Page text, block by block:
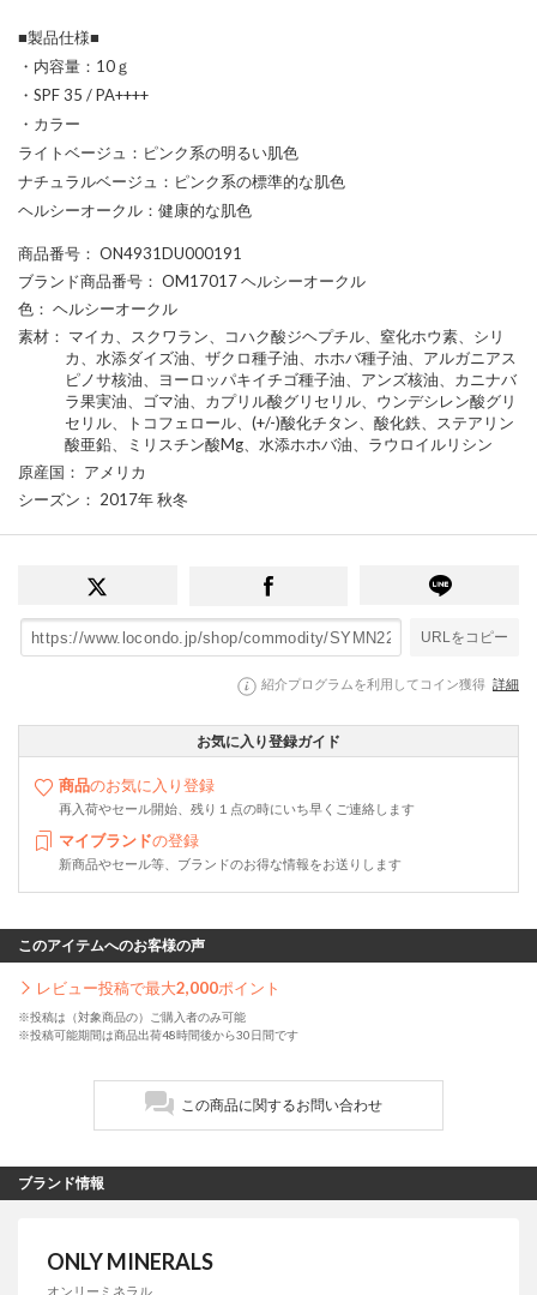
■製品仕様■
・内容量：10ｇ
・SPF 35 / PA++++
・カラー
ライトベージュ：ピンク系の明るい肌色
ナチュラルベージュ：ピンク系の標準的な肌色
ヘルシーオークル：健康的な肌色
商品番号 ： ON4931DU000191
ブランド商品番号 ： OM17017 ヘルシーオークル
色 ： ヘルシーオークル
素材 ： マイカ、スクワラン、コハク酸ジヘプチル、窒化ホウ素、シリ
カ、水添ダイズ油、ザクロ種子油、ホホバ種子油、アルガニアス
ピノサ核油、ヨーロッパキイチゴ種子油、アンズ核油、カニナバ
ラ果実油、ゴマ油、カプリル酸グリセリル、ウンデシレン酸グリ
セリル、トコフェロール、(+/-)酸化チタン、酸化鉄、ステアリン
酸亜鉛、ミリスチン酸Mg、水添ホホバ油、ラウロイルリシン
原産国 ： アメリカ
シーズン ： 2017年 秋冬
URLをコピー
紹介プログラムを利用してコイン獲得 詳細
お気に入り登録ガイド
商品のお気に入り登録
再入荷やセール開始、残り１点の時にいち早くご連絡します
マイブランドの登録
新商品やセール等、ブランドのお得な情報をお送りします
このアイテムへのお客様の声
レビュー投稿で最大2,000ポイント
※投稿は（対象商品の）ご購入者のみ可能
※投稿可能期間は商品出荷48時間後から30日間です
この商品に関するお問い合わせ
ブランド情報
ONLY MINERALS
オンリーミネラル